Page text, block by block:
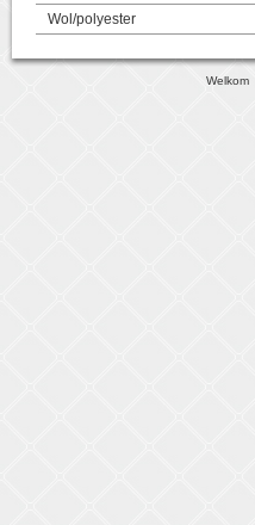
Wol/polyester
Welkom